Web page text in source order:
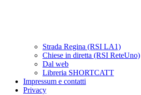
Strada Regina (RSI LA1)
Chiese in diretta (RSI ReteUno)
Dal web
Libreria SHORTCATT
Impressum e contatti
Privacy